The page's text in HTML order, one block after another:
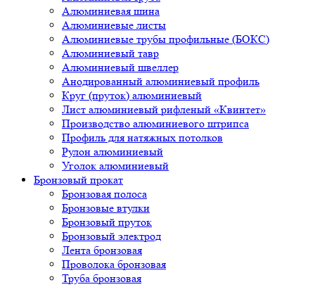
Алюминиевая шина
Алюминиевые листы
Алюминиевые трубы профильные (БОКС)
Алюминиевый тавр
Алюминиевый швеллер
Анодированный алюминиевый профиль
Круг (пруток) алюминиевый
Лист алюминиевый рифленый «Квинтет»
Производство алюминиевого штрипса
Профиль для натяжных потолков
Рулон алюминиевый
Уголок алюминиевый
Бронзовый прокат
Бронзовая полоса
Бронзовые втулки
Бронзовый пруток
Бронзовый электрод
Лента бронзовая
Проволока бронзовая
Труба бронзовая